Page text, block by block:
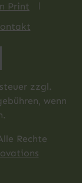
Print
zzgl.
wenn
Rechte